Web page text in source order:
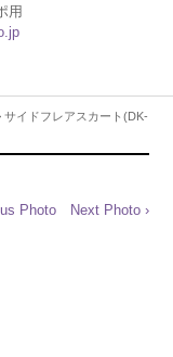
用
サイドフレアスカート(DK-
Photo Next Photo ›